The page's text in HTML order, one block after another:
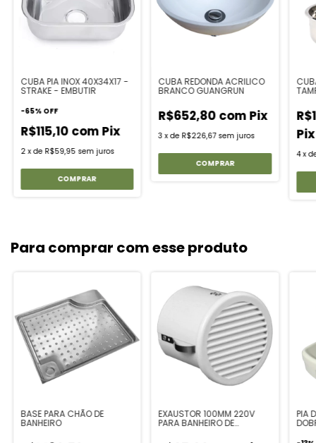
CUBA PIA INOX 40X34X17 -
STRAKE - EMBUTIR
-65% OFF
R$115,10 com Pix
2 xde R$59,95 sem juros
CUBA REDONDA ACRILICO
BRANCO GUANGRUN
R$652,80 com Pix
3 xde R$226,67 sem juros
Pix
4 x
Para comprar com esse produto
BASE PARA CHÃO DE
BANHEIRO
EXAUSTOR 100MM 220V
PARA BANHEIRO DE
PIA